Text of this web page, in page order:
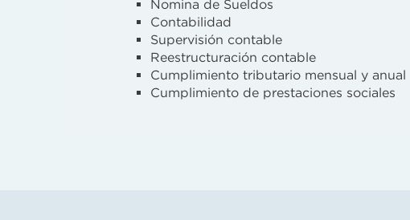
Nomina de Sueldos
Contabilidad
Supervisión contable
Reestructuración contable
Cumplimiento tributario mensual y anual
Cumplimiento de prestaciones sociales